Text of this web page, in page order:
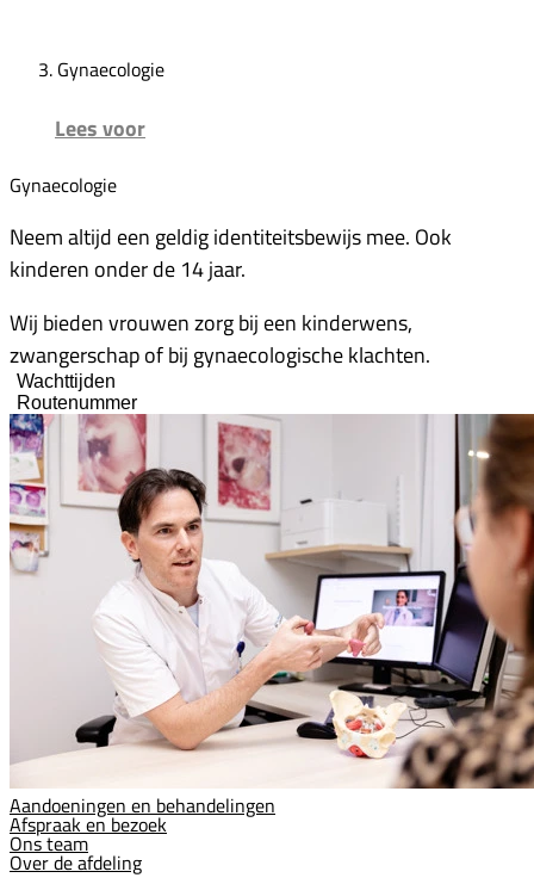
Gynaecologie
Lees voor
Gynaecologie
Neem altijd een geldig identiteitsbewijs mee. Ook
kinderen onder de 14 jaar.
Wij bieden vrouwen zorg bij een kinderwens,
zwangerschap of bij gynaecologische klachten.
Wachttijden
Routenummer
Aandoeningen en behandelingen
Afspraak en bezoek
Ons team
Over de afdeling